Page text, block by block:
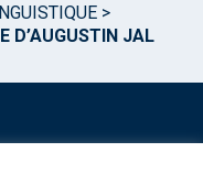
>
D’AUGUSTIN JAL